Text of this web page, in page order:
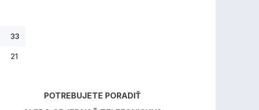
33
21
POTREBUJETE PORADIŤ